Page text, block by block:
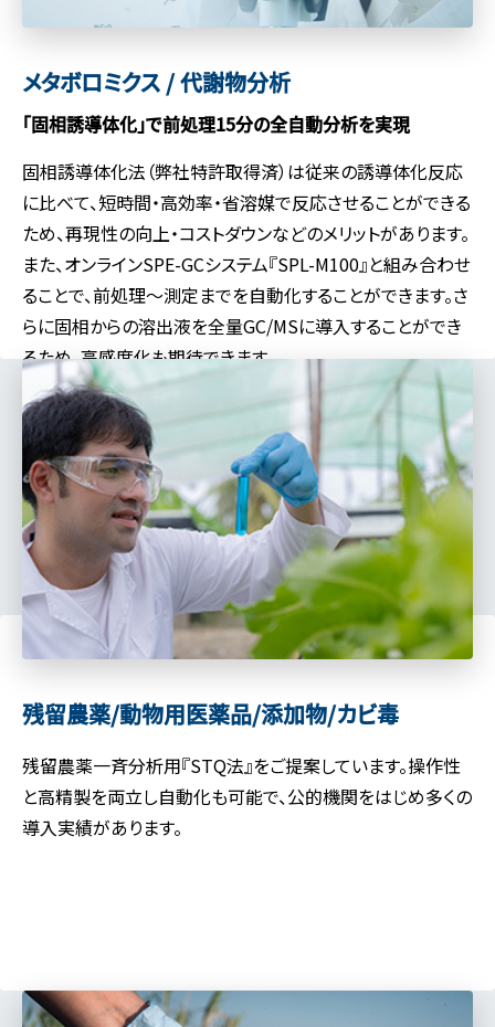
メタボロミクス / 代謝物分析
「固相誘導体化」で前処理15分の全自動分析を実現
固相誘導体化法（弊社特許取得済）は従来の誘導体化反応
に比べて、短時間・高効率・省溶媒で反応させることができる
ため、再現性の向上・コストダウンなどのメリットがあります。
また、オンラインSPE-GCシステム『SPL-M100』と組み合わせ
ることで、前処理～測定までを自動化することができます。さ
らに固相からの溶出液を全量GC/MSに導入することができ
るため、高感度化も期待できます。
対応分野
食品
製薬 バイオ
残留農薬/動物用医薬品/添加物/カビ毒
残留農薬一斉分析用『STQ法』をご提案しています。操作性
と高精製を両立し自動化も可能で、公的機関をはじめ多くの
導入実績があります。